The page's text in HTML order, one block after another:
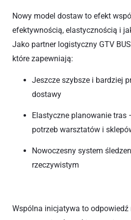
Nowy model dostaw to efekt
efektywnością, elastycznością i
Jako partner logistyczny GTV
które zapewniają:
Jeszcze szybsze i bardziej
dostawy
Elastyczne planowanie tras
potrzeb warsztatów i
Nowoczesny system
rzeczywistym
Wspólna inicjatywa to